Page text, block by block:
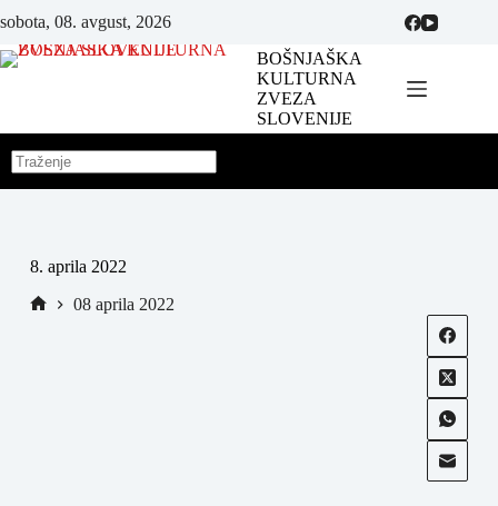
sobota, 08. avgust, 2026
BOŠNJAŠKA
KULTURNA
ZVEZA
SLOVENIJE
8. aprila 2022
08 aprila 2022